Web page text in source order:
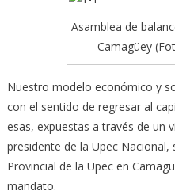
Asamblea de
Camagüey
Nuestro modelo económico y
con el sentido de regresar al
esas, expuestas a través de un
presidente de la Upec Nacional,
Provincial de la Upec en
mandato.